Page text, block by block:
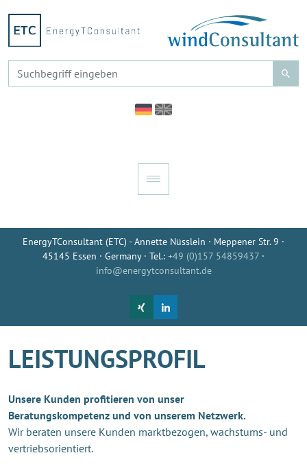
EnergyTConsultant (ETC) - Annette Nüsslein · Meppener Str. 9 ·
45145 Essen · Germany · Tel.: +49 (0)157 54859437 ·
info@energytconsultant.de
LEISTUNGSPROFIL
Unsere Kunden profitieren von unser
Beratungskompetenz und von unserem Netzwerk.
Wir beraten unsere Kunden marktbezogen, wachstums- und
vertriebsorientiert.